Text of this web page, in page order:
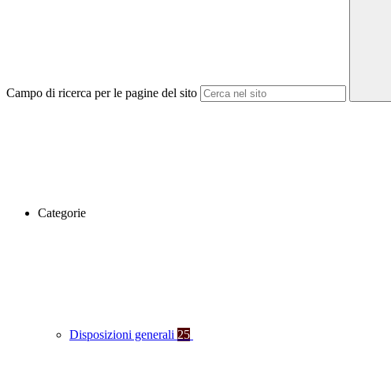
Campo di ricerca per le pagine del sito
Categorie
Disposizioni generali 25